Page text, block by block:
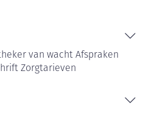
van wacht Afspraken
Zorgtarieven